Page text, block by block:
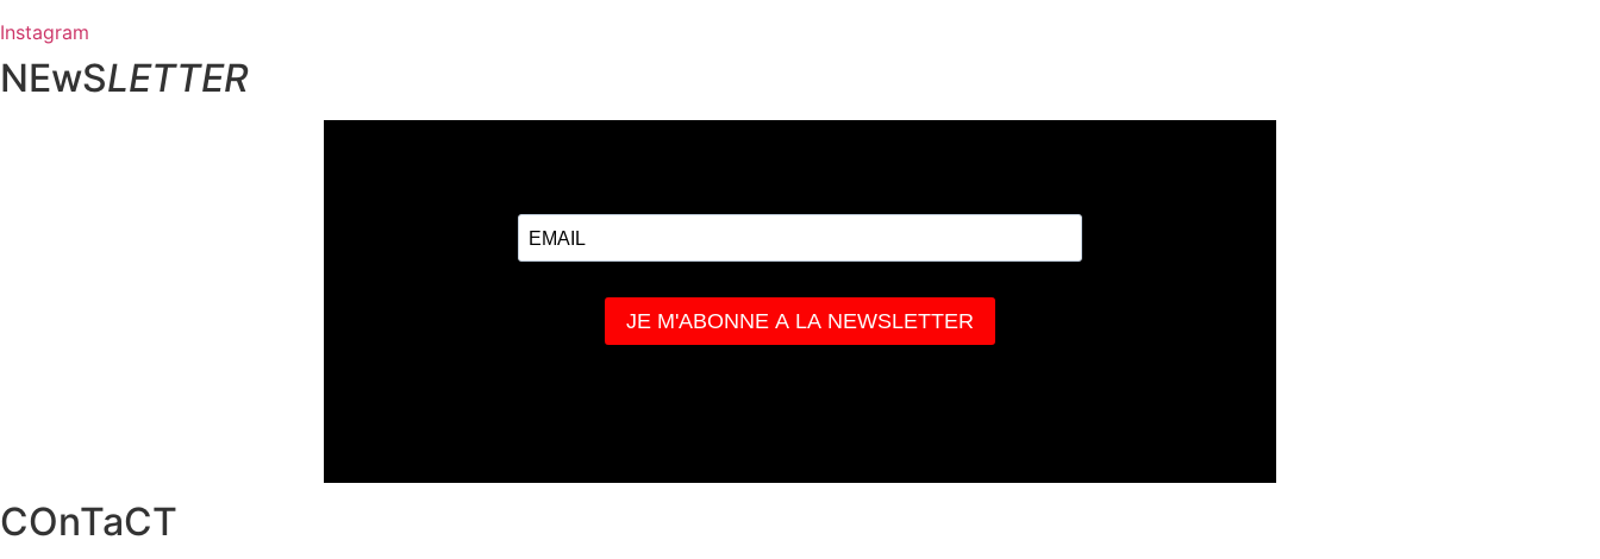
Instagram
NEwSLETTER
COnTaCT